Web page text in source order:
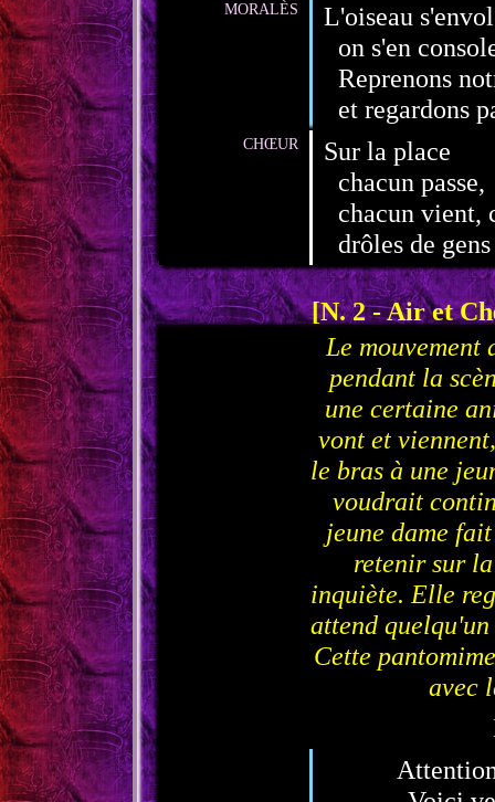
MORALÈS
L'oiseau
on s'en
Reprenons
et regardons
CHŒUR
Sur la place
chacun passe,
chacun vient,
drôles de
[N. 2 - Air et
Le mouvement
pendant la
une certaine
vont et
le bras à une
voudrait
jeune dame
retenir sur
inquiète. Elle
attend
Cette
avec